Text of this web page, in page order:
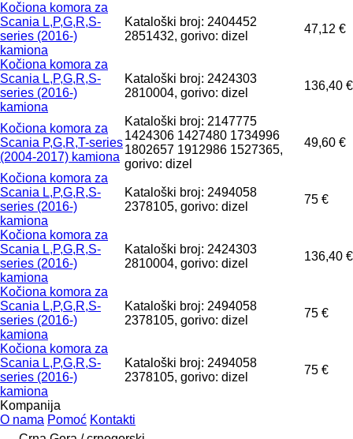
Kočiona komora za
Scania L,P,G,R,S-
series (2016-)
kamiona
Kataloški broj: 2404452
2851432, gorivo: dizel
47,12 €
Kočiona komora za
Scania L,P,G,R,S-
series (2016-)
kamiona
Kataloški broj: 2424303
2810004, gorivo: dizel
136,40 €
Kočiona komora za
Scania P,G,R,T-series
(2004-2017) kamiona
Kataloški broj: 2147775
1424306 1427480 1734996
1802657 1912986 1527365,
gorivo: dizel
49,60 €
Kočiona komora za
Scania L,P,G,R,S-
series (2016-)
kamiona
Kataloški broj: 2494058
2378105, gorivo: dizel
75 €
Kočiona komora za
Scania L,P,G,R,S-
series (2016-)
kamiona
Kataloški broj: 2424303
2810004, gorivo: dizel
136,40 €
Kočiona komora za
Scania L,P,G,R,S-
series (2016-)
kamiona
Kataloški broj: 2494058
2378105, gorivo: dizel
75 €
Kočiona komora za
Scania L,P,G,R,S-
series (2016-)
kamiona
Kataloški broj: 2494058
2378105, gorivo: dizel
75 €
Kompanija
O nama Pomoć Kontakti